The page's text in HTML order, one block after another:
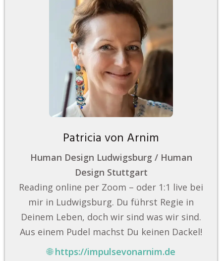
Patricia von Arnim
Human Design Ludwigsburg / Human
Design Stuttgart
Reading online per Zoom – oder 1:1 live bei
mir in Ludwigsburg. Du führst Regie in
Deinem Leben, doch wir sind was wir sind.
Aus einem Pudel machst Du keinen Dackel!
🌐https://impulsevonarnim.de